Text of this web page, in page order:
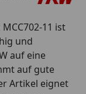
11 ist
und
auf eine
auf gute
Artikel eignet